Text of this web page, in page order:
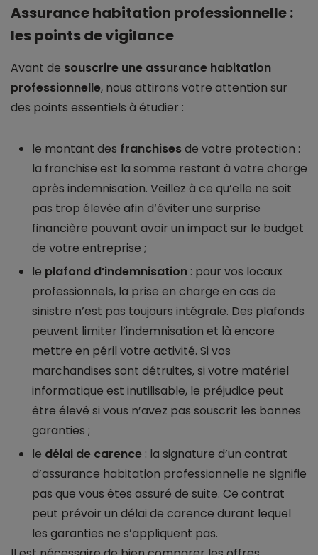
Assurance habitation professionnelle :
les points de vigilance
Avant de souscrire une assurance habitation
professionnelle, nous attirons votre attention sur
des points essentiels à étudier :
le montant des franchisesde votre protection :
la franchise est la somme restant à votre charge
après indemnisation. Veillez à ce qu’elle ne soit
pas trop élevée afin d‘éviter une surprise
financière pouvant avoir un impact sur le budget
de votre entreprise ;
le plafond d’indemnisation : pour vos locaux
professionnels, la prise en charge en cas de
sinistre n’est pas toujours intégrale. Des plafonds
peuvent limiter l’indemnisation et là encore
mettre en péril votre activité. Si vos
marchandises sont détruites, si votre matériel
informatique est inutilisable, le préjudice peut
être élevé si vous n’avez pas souscrit les bonnes
garanties ;
le délai de carence : la signature d’un contrat
d’assurance habitation professionnelle ne signifie
pas que vous êtes assuré de suite. Ce contrat
peut prévoir un délai de carence durant lequel
les garanties ne s’appliquent pas.